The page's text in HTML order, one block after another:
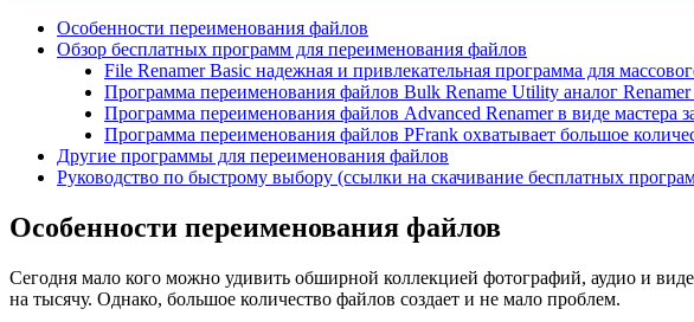
Особенности переименования файлов
Обзор бесплатных программ для переименования файлов
File Renamer Basic надежная и привлекательная программа для
Программа переименования файлов Bulk Rename Utility аналог
Программа переименования файлов Advanced Renamer в виде мастера
Программа переименования файлов PFrank охватывает большое
Другие программы для переименования файлов
Руководство по быстрому выбору (ссылки на скачивание бесплатных
Особенности переименования файлов
Сегодня мало кого можно удивить обширной коллекцией фотографий, аудио и
на тысячу. Однако, большое количество файлов создает и не мало проблем.